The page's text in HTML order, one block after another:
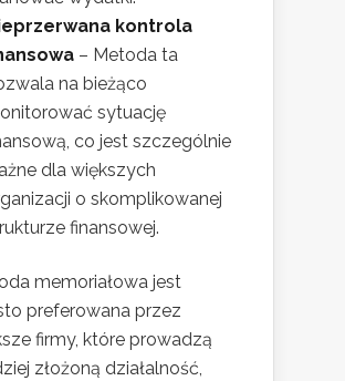
kontrola
– Metoda ta
na bieżąco
sytuację
co jest szczególnie
dla większych
o skomplikowanej
finansowej.
memoriałowa jest
preferowana przez
firmy, które prowadzą
złożoną działalność,